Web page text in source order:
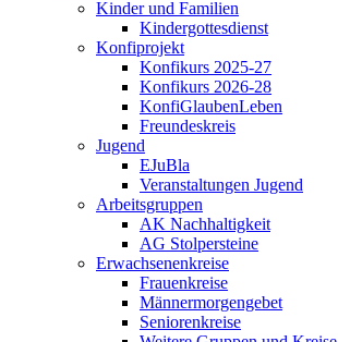
Kinder und Familien
Kindergottesdienst
Konfiprojekt
Konfikurs 2025-27
Konfikurs 2026-28
KonfiGlaubenLeben
Freundeskreis
Jugend
EJuBla
Veranstaltungen Jugend
Arbeitsgruppen
AK Nachhaltigkeit
AG Stolpersteine
Erwachsenenkreise
Frauenkreise
Männermorgengebet
Seniorenkreise